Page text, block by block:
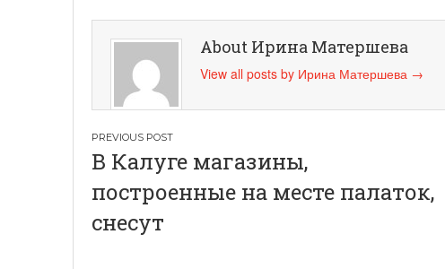
About Ирина Матершева
View all posts by Ирина Матершева →
Навигация
по
записям
В Калуге магазины,
построенные на месте палаток,
снесут